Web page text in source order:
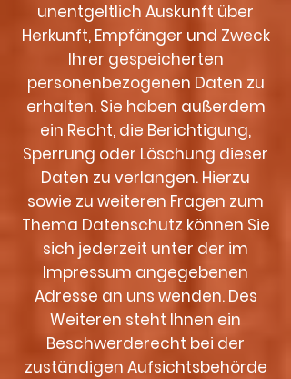
unentgeltlich Auskunft über
Herkunft, Empfänger und Zweck
Ihrer gespeicherten
personenbezogenen Daten zu
erhalten. Sie haben außerdem
ein Recht, die Berichtigung,
Sperrung oder Löschung dieser
Daten zu verlangen. Hierzu
sowie zu weiteren Fragen zum
Thema Datenschutz können Sie
sich jederzeit unter der im
Impressum angegebenen
Adresse an uns wenden. Des
Weiteren steht Ihnen ein
Beschwerderecht bei der
zuständigen Aufsichtsbehörde